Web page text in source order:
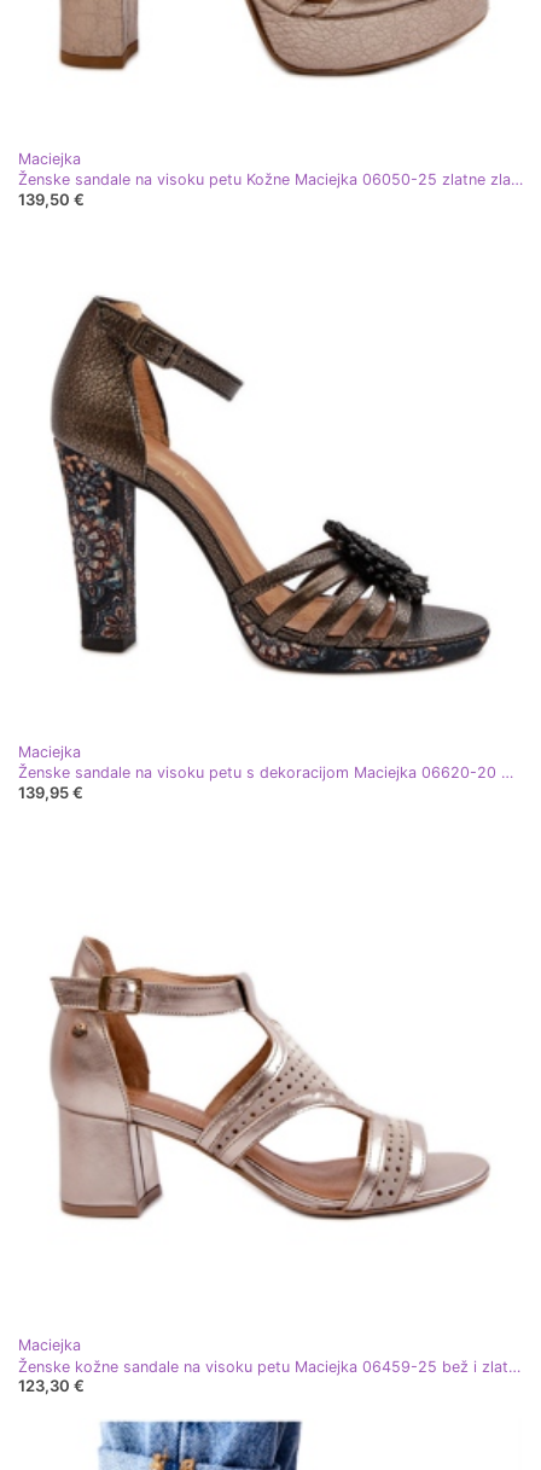
Maciejka
Ženske sandale na visoku petu Kožne Maciejka 06050-25 zlatne zlatni
139,50 €
Maciejka
Ženske sandale na visoku petu s dekoracijom Maciejka 06620-20 Grafit siva
139,95 €
Maciejka
Ženske kožne sandale na visoku petu Maciejka 06459-25 bež i zlatne boje
123,30 €